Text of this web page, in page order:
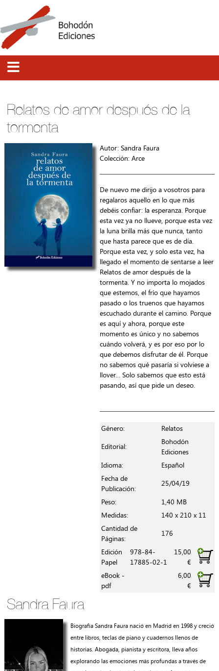
Relatos de amor después de la
tormenta
Autor: Sandra Faura
Colección: Arce
De nuevo me dirijo a vosotros para
regalaros aquello en lo que más
debéis confiar: la esperanza. Porque
esta vez ya no llueve, porque esta vez
la luna brilla más que nunca, tanto
que hasta parece que es de día.
Porque esta vez, y solo esta vez, ha
llegado el momento de sentarse a leer
Relatos de amor después de la
tormenta. Y no importa lo mojados
que estemos, el frío que hayamos
pasado o los truenos que hayamos
escuchado durante el camino. Porque
es aquí y ahora, porque este
momento es único y no sabemos
cuándo volverá, y es por eso por lo
que debemos disfrutar de él. Porque
no sabemos qué pasaría si volviese a
llover… Solo sabemos que esto está
pasando, así que pide un deseo.
Género: Relatos
Editorial:
Bohodón
Ediciones
Idioma:
Español
Fecha de
Publicación:
25/04/19
Peso:
1,40 MB
Medidas:
140 x 210 x 11
Cantidad de
Páginas:
176
Edición
Papel
978-84-
17885-02-1
15,00
€
eBook -
pdf
6,00
€
Sandra Faura
Biografía Sandra Faura nació en Madrid en 1998 y creció
entre libros, teclas de piano y cuadernos llenos de
historias. Abogada, pianista y escritora, lleva años
explorando las emociones más profundas a través de